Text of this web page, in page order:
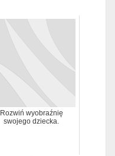
Rozwiń wyobraźnię
swojego dziecka.